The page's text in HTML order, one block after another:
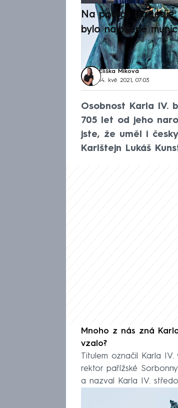
Na pokraji
bylo naložené
Eliška Míková
14. kvě 2021, 07:03
Osobnost Karla IV.
705 let od jeho
jste, že uměl i
Karlštejn Lukáš
Mnoho z nás zná
vzalo?
Titulem označil Karla
rektor pařížské
a nazval Karla IV.